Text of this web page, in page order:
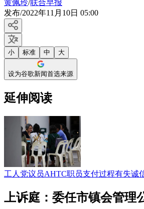
黄佩玲/联合早报
发布/2022年11月10日 05:00
小 标准 中 大
设为谷歌新闻首选来源
延伸阅读
工人党议员AHTC职员支付过程有失诚
上诉庭：委任市镇会管理